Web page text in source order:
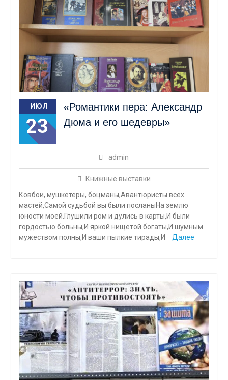
ИЮЛ
23
«Романтики пера: Александр
Дюма и его шедевры»
admin
Книжные выставки
Ковбои, мушкетеры, боцманы,Авантюристы всех
мастей,Самой судьбой вы были посланыНа землю
юности моей.Глушили ром и дулись в карты,И были
гордостью больны,И яркой нищетой богаты,И шумным
мужеством полны,И ваши пылкие тирады,И
Далее